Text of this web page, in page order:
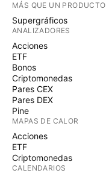
MÁS QUE UN PRODUCTO
Supergráficos
ANALIZADORES
Acciones
ETF
Bonos
Criptomonedas
Pares CEX
Pares DEX
Pine
MAPAS DE CALOR
Acciones
ETF
Criptomonedas
CALENDARIOS